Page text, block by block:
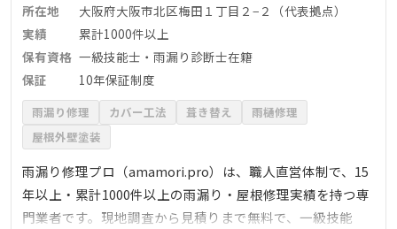
所在地
大阪府大阪市北区梅田１丁目２−２（代表拠点）
実績
累計1000件以上
保有資格 一級技能士・雨漏り診断士在籍
保証
10年保証制度
雨漏り修理 カバー工法 葺き替え
雨樋修理
屋根外壁塗装
雨漏り修理プロ（amamori.pro）は、職人直営体制で、15
年以上・累計1000件以上の雨漏り・屋根修理実績を持つ専
門業者です。現地調査から見積りまで無料で、一級技能